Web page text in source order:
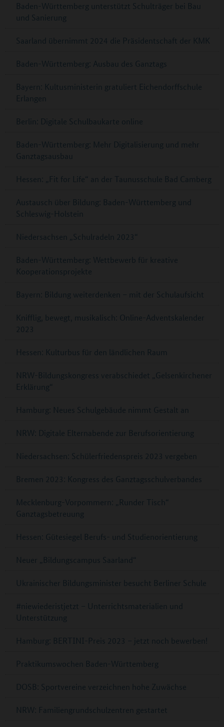
Baden-Württemberg unterstützt Schulträger bei Bau
und Sanierung
Saarland übernimmt 2024 die Präsidentschaft der KMK
Baden-Württemberg: Ausbau des Ganztags
Bayern: Kultusministerin gratuliert Eichendorffschule
Erlangen
Berlin: Digitale Schulbaukarte online
Baden-Württemberg: Mehr Digitalisierung und mehr
Ganztagsausbau
Hessen: „Fit for Life“ an der Taunusschule Bad Camberg
Austausch über Bildung: Baden-Württemberg und
Schleswig-Holstein
Niedersachsen „Schulradeln 2023“
Baden-Württemberg: Wettbewerb für kreative
Kooperationsprojekte
Bayern: Bildung weiterdenken – mit der Schulaufsicht
Knifflig, bewegt, musikalisch: Online-Adventskalender
2023
Hessen: Kulturbus für den ländlichen Raum
NRW-Bildungskongress verabschiedet „Gelsenkirchener
Erklärung“
Hamburg: Neues Schulgebäude nimmt Gestalt an
NRW: Digitale Elternabende zur Berufsorientierung
Niedersachsen: Schülerfriedenspreis 2023 vergeben
Bremen 2023: Kongress des Ganztagsschulverbandes
Mecklenburg-Vorpommern: „Runder Tisch“
Ganztagsbetreuung
Hessen: Gütesiegel Berufs- und Studienorientierung
Neuer „Bildungscampus Saarland“
Ukrainischer Bildungsminister besucht Berliner Schule
#niewiederistjetzt – Unterrichtsmaterialien und
Unterstützung
Hamburg: BERTINI-Preis 2023 – jetzt noch bewerben!
Praktikumswochen Baden-Württemberg
DOSB: Sportvereine verzeichnen hohe Zuwächse
NRW: Familiengrundschulzentren gestartet